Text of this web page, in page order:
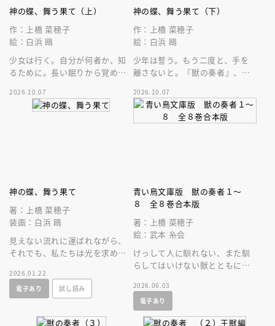
神の蝶、舞う果て（上）
作：上橋 菜穂子
絵：白浜 鴎
少女は行く。自分が何者か、知
るために。長い眠りから覚めた
文庫化！
2026.10.07
神の蝶、舞う果て（下）
作：上橋 菜穂子
絵：白浜 鴎
少年は誓う。もう二度と、手を
離さないと。『獣の奏者』、
とつながる流れの最初の一滴！
2026.10.07
神の蝶、舞う果て
著：上橋 菜穂子
装画：白浜 鴎
見えない流れに運ばれながら、
それでも、私たちは光を求めて
た上橋菜穂子作品、ついに刊
行！
2026.01.22
電子あり
試し読み
青い鳥文庫版 獣の奏者１～
８ 全８巻合本版
著：上橋 菜穂子
絵：武本 糸会
けっして人に馴れない、また馴
らしてはいけない獣とともに生
大な物語が、合本で登場。
2026.06.03
電子あり